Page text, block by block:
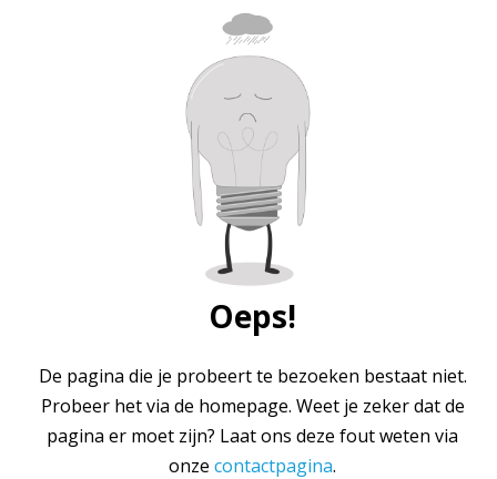
Oeps!
De pagina die je probeert te bezoeken bestaat niet.
Probeer het via de homepage. Weet je zeker dat de
pagina er moet zijn? Laat ons deze fout weten via
onze contactpagina.